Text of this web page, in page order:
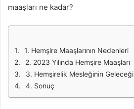
maaşları ne kadar?
1. Hemşire Maaşlarının Nedenleri
2. 2023 Yılında Hemşire Maaşları
3. Hemşirelik Mesleğinin Geleceği
4. Sonuç